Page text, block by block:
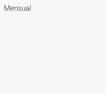
Mensual